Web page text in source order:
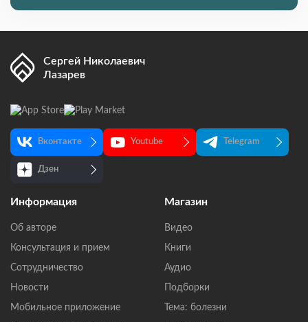
Сергей Николаевич
Лазарев
Вконтакте Youtube Telegram
Дзен
Информация
Об авторе
Консультация и прием
Сотрудничество
Новости
Мобильное приложение
Магазин
Видео
Книги
Аудио
Подборки
Тема: болезни